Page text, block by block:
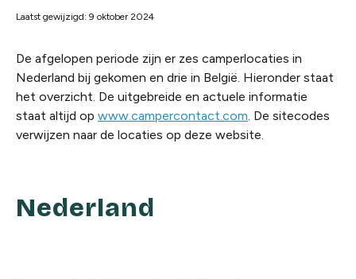
Laatst gewijzigd: 9 oktober 2024
De afgelopen periode zijn er zes camperlocaties in
Nederland bij gekomen en drie in België. Hieronder staat
het overzicht. De uitgebreide en actuele informatie
staat altijd op www.campercontact.com. De sitecodes
verwijzen naar de locaties op deze website.
Nederland